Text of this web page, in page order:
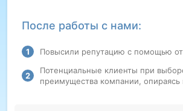
После работы с нами:
Повысили репутацию с помощью
Потенциальные клиенты при
преимущества компании, опираясь